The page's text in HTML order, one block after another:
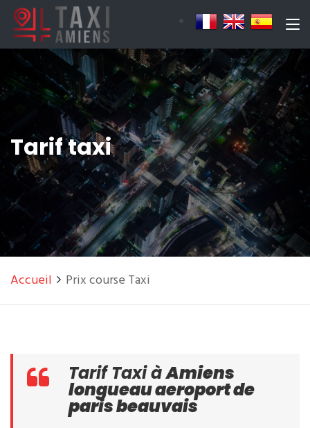
Tarif taxi
Accueil Prix course Taxi
Tarif Taxi àAmiens
longueau aeroport de
paris beauvais